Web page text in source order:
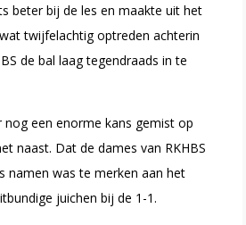
beter bij de les en maakte uit het
twijfelachtig optreden achterin
de bal laag tegendraads in te
nog een enorme kans gemist op
naast. Dat de dames van RKHBS
namen was te merken aanhet
juichen bij de 1-1.